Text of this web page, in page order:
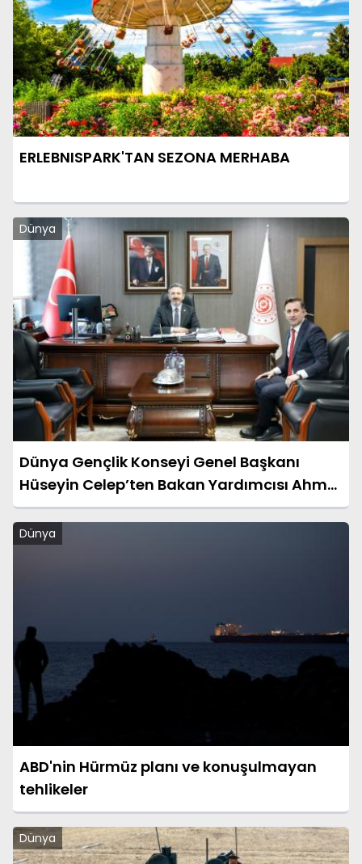
ERLEBNISPARK'TAN SEZONA MERHABA
Dünya
Dünya Gençlik Konseyi Genel Başkanı
Hüseyin Celep’ten Bakan Yardımcısı Ahmet
Aydın’a Ziyaret
Dünya
ABD'nin Hürmüz planı ve konuşulmayan
tehlikeler
Dünya